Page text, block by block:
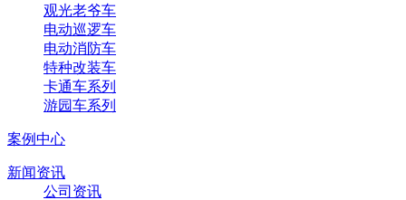
观光老爷车
电动巡逻车
电动消防车
特种改装车
卡通车系列
游园车系列
案例中心
新闻资讯
公司资讯